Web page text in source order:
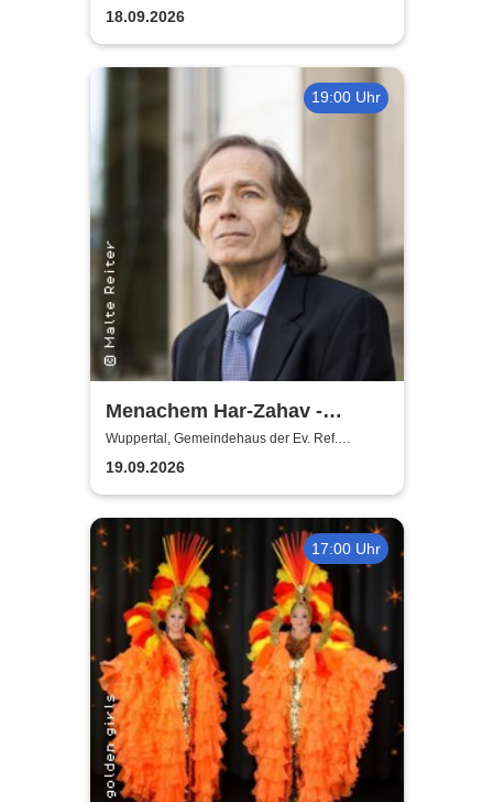
18.09.2026
19:00 Uhr
Menachem Har-Zahav -
Klassiker der romantischen
Klavierliteratur /
Meisterkonzert
Wuppertal, Gemeindehaus der Ev. Ref.
Gemeinde Ronsdorf
19.09.2026
17:00 Uhr